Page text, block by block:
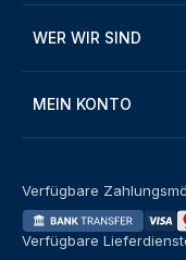
WER WIR SIND
MEIN KONTO
Verfügbare
Verfügbare